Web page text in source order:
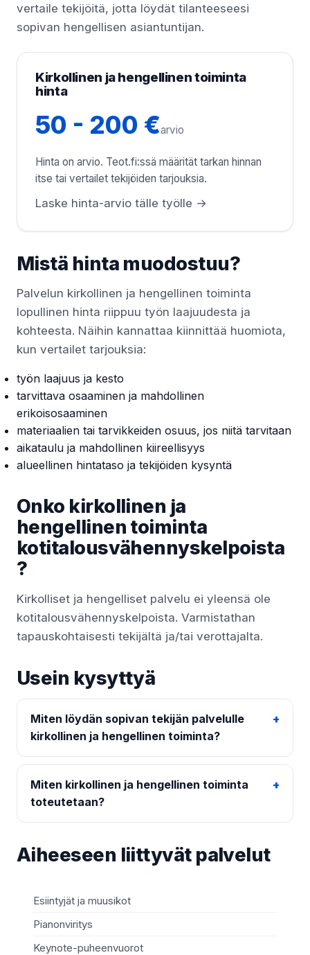
vertaile tekijöitä, jotta löydät tilanteeseesi
sopivan hengellisen asiantuntijan.
Kirkollinen ja hengellinen toiminta
hinta
50 - 200 €arvio
Hinta on arvio. Teot.fi:ssä määrität tarkan hinnan
itse tai vertailet tekijöiden tarjouksia.
Laske hinta-arvio tälle työlle →
Mistä hinta muodostuu?
Palvelun kirkollinen ja hengellinen toiminta
lopullinen hinta riippuu työn laajuudesta ja
kohteesta. Näihin kannattaa kiinnittää huomiota,
kun vertailet tarjouksia:
työn laajuus ja kesto
tarvittava osaaminen ja mahdollinen
erikoisosaaminen
materiaalien tai tarvikkeiden osuus, jos niitä tarvitaan
aikataulu ja mahdollinen kiireellisyys
alueellinen hintataso ja tekijöiden kysyntä
Onko kirkollinen ja
hengellinen toiminta
kotitalousvähennyskelpoista
?
Kirkolliset ja hengelliset palvelu ei yleensä ole
kotitalousvähennyskelpoista. Varmistathan
tapauskohtaisesti tekijältä ja/tai verottajalta.
Usein kysyttyä
Miten löydän sopivan tekijän palvelulle
kirkollinen ja hengellinen toiminta?
Miten kirkollinen ja hengellinen toiminta
toteutetaan?
Aiheeseen liittyvät palvelut
Esiintyjät ja muusikot
Pianonviritys
Keynote-puheenvuorot